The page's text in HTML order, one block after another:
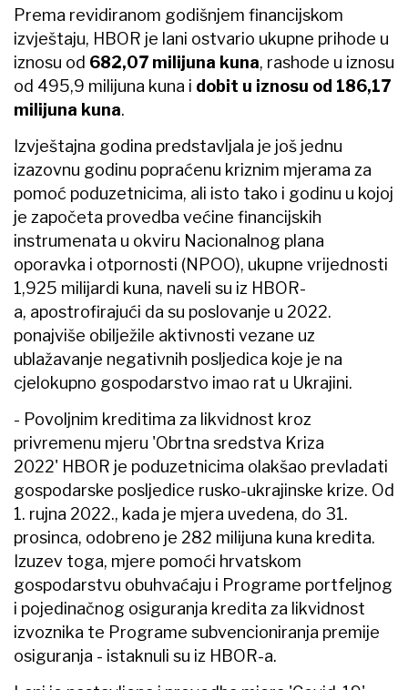
kroz programe osiguranja kredita za likvidnost
izvoznika i izdavanja jamstava po kojima je HBOR
preuzimao do 90 posto iznosa glavnice
kredita. Od početka provođenja tih mjera do kraja
njihova trajanja osigurano je više od 4,4 milijarde
su iz HBOR-a.
Uz programe osiguranja kredita i izdavanja
jamstava, poduzetnicima je pružana podrška i
kroz kreditiranje obrtnih sredstava te su
odobrena 152 kredita u ukupnom iznosu od
gotovo 1,4 milijarde kuna. Od početka provođenja
mjera do kraja 2022., po programima kreditiranja
u okviru mjera "covid - 19", HBOR je odobrio 656
kredita u iznosu većem od 3,5 milijardi kuna,
priopćeno je.
Najbrojniji korisnici HBOR-ovih kredita u 2022. bili
su mali i srednji poduzetnici kojima je odobreno
1.983 kredita, odnosno 89 posto ukupnog broja
odobrenih kredita.
Nadalje, subjektima javnog sektora lani je
odobreno gotovo milijardu kuna kredita, dok su
jedinice lokalne i područne (regionalne)
samouprave iskazale velik interes za program
kreditiranja "ESIF Krediti za javnu rasvjetu".
Kada je riječ o hrvatskim izvoznicima, hrvatska